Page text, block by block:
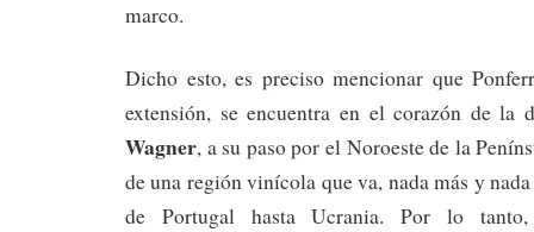
marco.
Dicho esto, es preciso mencionar que
extensión, se encuentra en el corazón de la
Wagner, a su paso por el Noroeste de la
de una región vinícola que va, nada más y
de Portugal hasta Ucrania. Por lo